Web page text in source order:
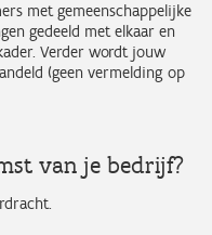
met gemeenschappelijke
gedeeld met elkaar en
Verder wordt jouw
(geen vermelding op
van je bedrijf?